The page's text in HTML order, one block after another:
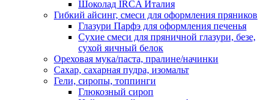
Шоколад IRCA Италия
Гибкий айсинг, смеси для оформления пряников
Глазури Парфэ для оформления печенья
Сухие смеси для пряничной глазури, безе,
сухой яичный белок
Ореховая мука/паста, пралине/начинки
Сахар, сахарная пудра, изомальт
Гели, сиропы, топпинги
Глюкозный сироп